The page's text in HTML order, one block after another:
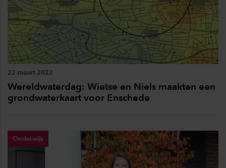
22 maart 2022
Wereldwaterdag: Wietse en Niels maakten een
grondwaterkaart voor Enschede
Onderwijs